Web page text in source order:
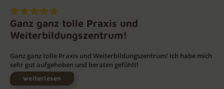
Ganz ganz tolle Praxis und
Weiterbildungszentrum!
Ganz ganz tolle Praxis und Weiterbildungszentrum! Ich habe mich
sehr gut aufgehoben und beraten gefühlt!
weiterlesen